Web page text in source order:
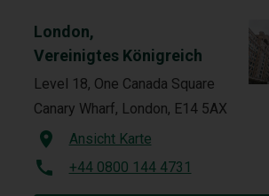
London,
Vereinigtes Königreich
Level 18, One Canada Square
Canary Wharf, London, E14 5AX
Ansicht Karte
+44 0800 144 4731